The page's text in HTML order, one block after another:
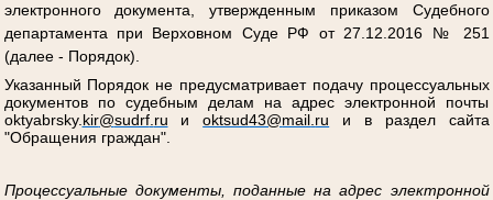
электронного документа, утвержденным приказом Судебного
департамента при Верховном Суде РФ от 27.12.2016 № 251
(далее - Порядок).
Указанный Порядок не предусматривает подачу процессуальных
документов по судебным делам на адрес электронной почты
oktyabrsky. kir@sudrf. ru иoktsud43@mail ru
и в раздел сайта
"Обращения граждан".
Процессуальные документы, поданные на адрес электронной